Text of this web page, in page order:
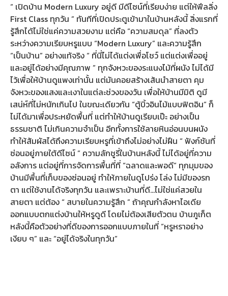
“ เปิดบ้าน Modern Luxury อยู่ดี มีดีไซน์ที่เรียบง่าย แต่ให้ฟีลลิ่ง
First Class ทุกวัน ” ทันทีที่เปิดประตูเข้ามาในบ้านหลังนี้ สิ่งแรกที่
รู้สึกได้ไม่ใช่แค่ความสวยงาม แต่คือ “ความสมดุล” ที่ลงตัว
ระหว่างความเรียบหรูแบบ “Modern Luxury” และความรู้สึก
“เป็นบ้าน” อย่างแท้จริง “ ที่นี่ไม่ได้แต่งเพื่อโชว์ แต่แต่งเพื่ออยู่
และอยู่ได้อย่างมีคุณภาพ ” ทุกจังหวะของระแนงไม้ที่ผนัง ไม่ได้มี
ไว้เพื่อให้บ้านดูแพงเท่านั้น แต่มันคอยสร้างเส้นนำสายตา คุม
จังหวะของแสงและเงาในแต่ละช่วงของวัน เพื่อให้บ้านมีมิติ ดูมี
เสน่ห์ที่ไม่หนักเกินไป ในขณะเดียวกัน “ตู้บิ้วอินไม้แบบฟิตอิน” ก็
ไม่ได้มาเพื่อประหยัดพื้นที่ แต่ทำให้บ้านดูเรียบเป๊ะ อย่างเป็น
ธรรมชาติ ไม่เกินความจำเป็น อีกทั้งการใช้ลายหินอ่อนบนผนัง
ทำให้สัมผัสได้ถึงความเรียบหรูที่เข้าถึงไม่อย่างไม่ฝืน “ ฟังก์ชันที่
ซ่อนอยู่ภายใต้ดีไซน์ ” ความลักชูรี่ในบ้านหลังนี้ ไม่ได้อยู่ที่ความ
อลังการ แต่อยู่ที่การจัดการพื้นที่ที่ “ฉลาดและพอดี” ทุกมุมของ
บ้านมีพื้นที่เก็บของซ่อนอยู่ ทำให้ภายในดูโปร่ง โล่ง ไม่มีของรก
ตา แต่ใช้งานได้จริงทุกวัน และเพราะบ้านที่ดี...ไม่ใช่แค่สวยใน
สายตา แต่ต้อง “ สบายในความรู้สึก ” ถ้าคุณกำลังหาไอเดีย
ออกแบบตกแต่งบ้านให้หรูดูดี โดยไม่ต้องเสียตัวตน บ้านภูเก็ต
หลังนี้คือตัวอย่างที่ดีของการออกแบบภายในที่ “หรูหราอย่าง
เงียบ ๆ” และ “อยู่ได้จริงในทุกวัน”